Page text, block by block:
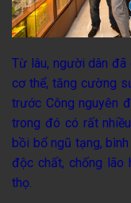
Từ lâu, người dân
cơ thể, tăng cường
trước Công nguyên
trong đó có rất
bồi bổ ngũ tạng,
độc chất, chống lão
thọ.